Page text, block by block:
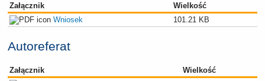
Załącznik
Wielkość
Wniosek
101.21 KB
Autoreferat
Załącznik
Wielkość